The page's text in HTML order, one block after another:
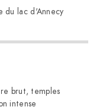
du lac d'Annecy
brut, temples
intense